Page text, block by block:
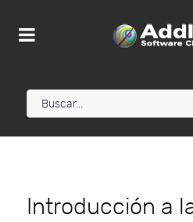
Introducción a